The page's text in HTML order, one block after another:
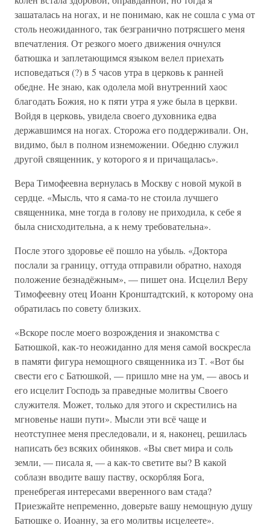
зашаталась на ногах, и не понимаю, как не сошла с ума от
столь неожиданного, так безгранично потрясшего меня
впечатления. От резкого моего движения очнулся
батюшка и заплетающимся языком велел приехать
исповедаться (?) в 5 часов утра в церковь к ранней
обедне. Не знаю, как одолела мой внутренний хаос
благодать Божия, но к пяти утра я уже была в церкви.
Войдя в церковь, увидела своего духовника едва
державшимся на ногах. Сторожа его поддерживали. Он,
видимо, был в полном изнеможении. Обедню служил
другой священник, у которого я и причащалась».
Вера Тимофеевна вернулась в Москву с новой мукой в
сердце. «Мысль, что я сама-то не стоила лучшего
священника, мне тогда в голову не приходила, к себе я
была снисходительна, а к нему требовательна».
После этого здоровье её пошло на убыль. «Доктора
послали за границу, оттуда отправили обратно, находя
положение безнадёжным», — пишет она. Исцелил Веру
Тимофеевну отец Иоанн Кронштадтский, к которому она
обратилась по совету близких.
«Вскоре после моего возрождения и знакомства с
Батюшкой, как-то неожиданно для меня самой воскресла
в памяти фигура немощного священника из Т. «Вот бы
свести его с Батюшкой, — пришло мне на ум, — авось и
его исцелит Господь за праведные молитвы Своего
служителя. Может, только для этого и скрестились на
мгновенье наши пути». Мысли эти всё чаще и
неотступнее меня преследовали, и я, наконец, решилась
написать без всяких обиняков. «Вы свет мира и соль
земли, — писала я, — а как-то светите вы? В какой
соблазн вводите вашу паству, оскорбляя Бога,
пренебрегая интересами вверенного вам стада?
Приезжайте непременно, доверьте вашу немощную душу
Батюшке о. Иоанну, за его молитвы исцелеете».